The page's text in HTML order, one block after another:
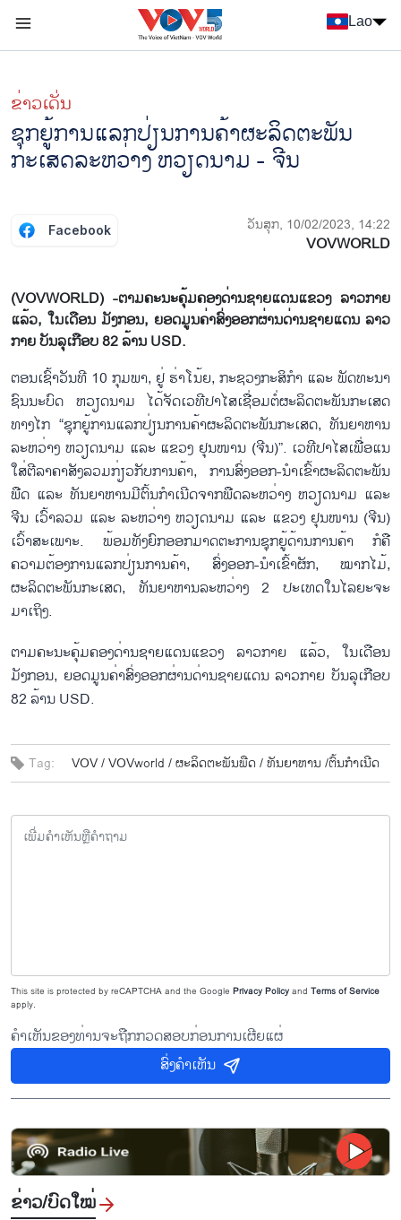
Lao
ຂ່າວເດັ່ນ
ຊຸກຍູ້ການແລກປ່ຽນການຄ້າຜະລິດຕະພັນ
ກະເສດລະຫວ່າງ ຫວຽດນາມ - ຈີນ
Facebook ວັນສຸກ, 10/02/2023, 14:22
VOVWORLD
(VOVWORLD) -ຕາມຄະນະຄຸ້ມຄອງດ່ານຊາຍແດນແຂວງ ລາວກາຍ
ແລ້ວ, ໃນເດືອນ ມັງກອນ, ຍອດມູນຄ່າສົ່ງອອກຜ່ານດ່ານຊາຍແດນ ລາວ
ກາຍ ບັນລຸເກືອບ 82 ລ້ານ USD.
ຕອນເຊົ້າວັນທີ 10 ກຸມພາ, ຢູ່ ຮ່າໂນ້ຍ, ກະຊວງກະສິກຳ ແລະ ພັດທະນາ
ຊົນນະບົດ ຫວຽດນາມ ໄດ້ຈັດເວທີປາໄສເຊື່ອມຕໍ່ຜະລິດຕະພັນກະເສດ
ທາງໄກ “ຊຸກຍູ້ການແລກປ່ຽນການຄ້າຜະລິດຕະພັນກະເສດ, ທັນຍາຫານ
ລະຫວ່າງ ຫວຽດນາມ ແລະ ແຂວງ ຢຸນໜານ (ຈີນ)”. ເວທີປາໄສເພື່ອແນ
ໃສ່ຕີລາຄາສັງລວມກ່ຽວກັບການຄ້າ, ການສົ່ງອອກ-ນຳເຂົ້າຜະລິດຕະພັນ
ພືດ ແລະ ທັນຍາຫານມີຕົ້ນກຳເນີດຈາກພືດລະຫວ່າງ ຫວຽດນາມ ແລະ
ຈີນ ເວົ້າລວມ ແລະ ລະຫວ່າງ ຫວຽດນາມ ແລະ ແຂວງ ຢຸນໜານ (ຈີນ)
ເວົ້າສະເພາະ. ພ້ອມທັງຍົກອອກມາດຕະການຊຸກຍູ້ດ້ານການຄ້າ ກໍຄື
ຄວາມຕ້ອງການແລກປ່ຽນການຄ້າ, ສົ່ງອອກ-ນຳເຂົ້າຜັກ, ໝາກໄມ້,
ຜະລິດຕະພັນກະເສດ, ທັນຍາຫານລະຫວ່າງ 2 ປະເທດໃນໄລຍະຈະ
ມາເຖິງ.
ຕາມຄະນະຄຸ້ມຄອງດ່ານຊາຍແດນແຂວງ ລາວກາຍ ແລ້ວ, ໃນເດືອນ
ມັງກອນ, ຍອດມູນຄ່າສົ່ງອອກຜ່ານດ່ານຊາຍແດນ ລາວກາຍ ບັນລຸເກືອບ
82 ລ້ານ USD.
Tag: VOV /VOVworld /ຜະ​ລິດ​ຕະ​ພັນພືດ /ທັນ​ຍາ​ຫານ /​ຕ​ົ້ນ​ກຳ​ເນີດ​
This site is protected by reCAPTCHA and the Google Privacy Policyand Terms of Service
apply.
ຄຳເຫັນຂອງທ່ານຈະຖືກກວດສອບກ່ອນການເຜີຍແຜ່
ສົ່ງຄຳເຫັນ
ຂ່າວ/ບົດ​ໃໝ່